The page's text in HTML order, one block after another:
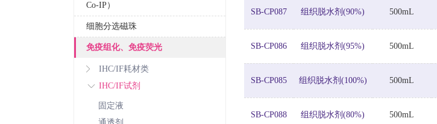
Co-IP）
细胞分选磁珠
免疫组化、免疫荧光
IHC/IF耗材类
IHC/IF试剂
固定液
SB-CP087 组织脱水剂(90%) 500mL
SB-CP086 组织脱水剂(95%) 500mL
SB-CP085 组织脱水剂(100%) 500mL
SB-CP088 组织脱水剂(80%) 500mL